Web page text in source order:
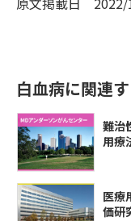
白血病に関連
難治
用療
医療
価研